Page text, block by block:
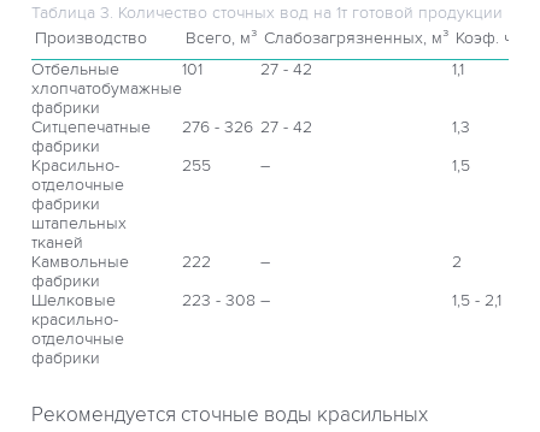
Таблица 3. Количество сточных вод на 1т готовой продукции
Производство
Всего, м³ Слабозагрязненных, м³ Коэф.
Отбельные
хлопчатобумажные
фабрики
101 27 - 42 1,1
Ситцепечатные
фабрики
276 - 326 27 - 42
1,3
Красильно-
отделочные
фабрики
штапельных
тканей
255 – 1,5
Камвольные
фабрики
222 –
2
Шелковые
красильно-
отделочные
фабрики
223 - 308 – 1,5 - 2,1
Рекомендуется сточные воды красильных